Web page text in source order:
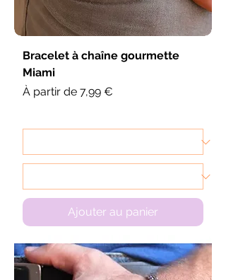
Bracelet à chaîne gourmette
Miami
À partir de 7,99 €
Prix promotionnel
Ajouter au panier